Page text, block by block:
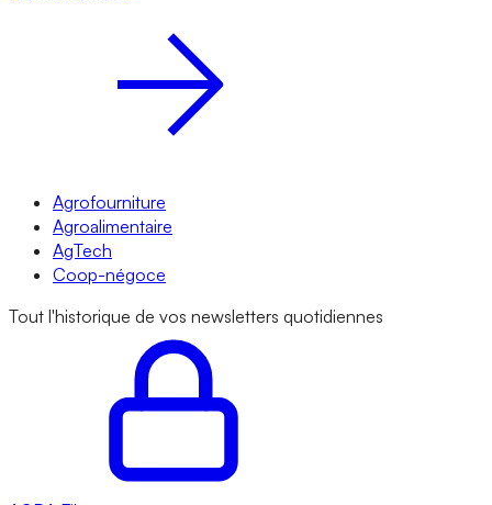
Agrofourniture
Agroalimentaire
AgTech
Coop-négoce
Tout l'historique de vos newsletters quotidiennes